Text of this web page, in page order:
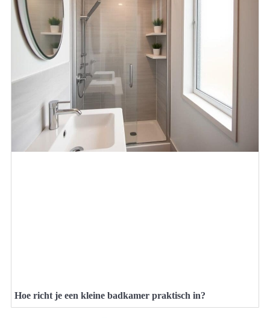
Hoe richt je een kleine badkamer praktisch in?